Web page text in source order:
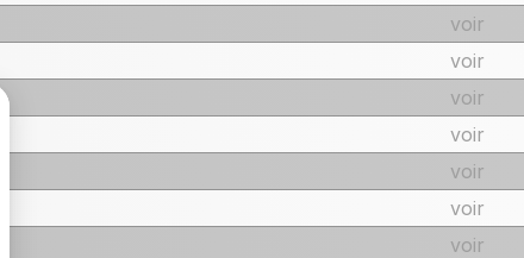
voir
voir
voir
voir
voir
voir
voir